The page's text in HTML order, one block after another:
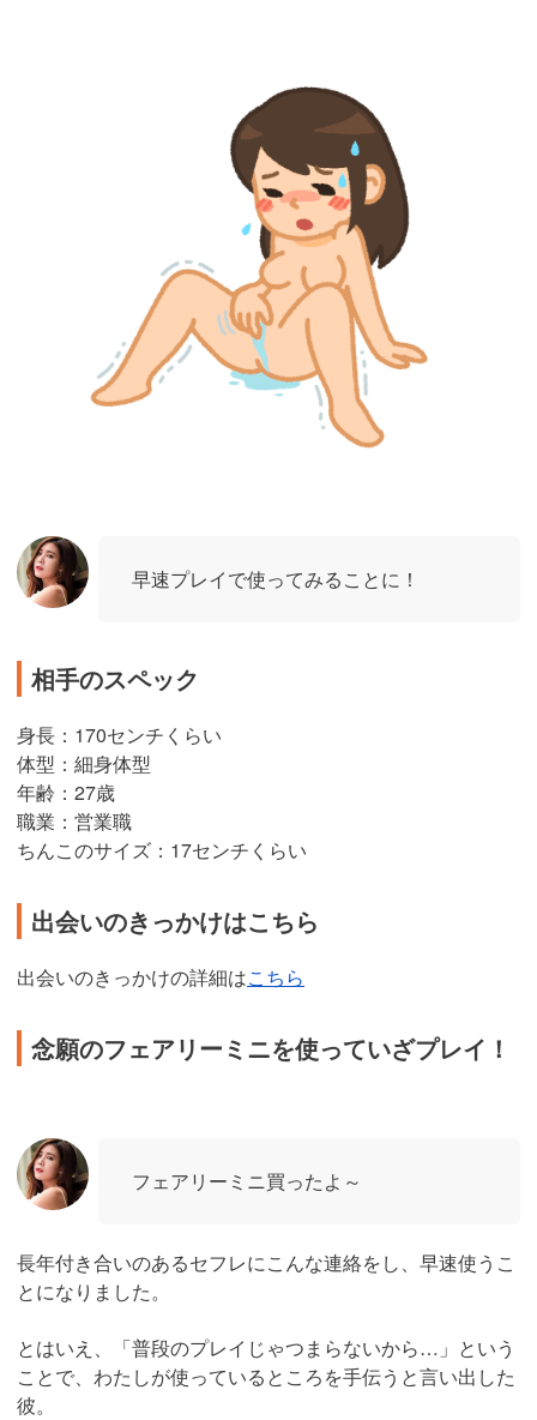
早速プレイで使ってみることに！
相手のスペック
身長：170センチくらい
体型：細身体型
年齢：27歳
職業：営業職
ちんこのサイズ：17センチくらい
出会いのきっかけはこちら
出会いのきっかけの詳細はこちら
念願のフェアリーミニを使っていざプレイ！
フェアリーミニ買ったよ～
長年付き合いのあるセフレにこんな連絡をし、早速使うこ
とになりました。
とはいえ、「普段のプレイじゃつまらないから…」という
ことで、わたしが使っているところを手伝うと言い出した
彼。